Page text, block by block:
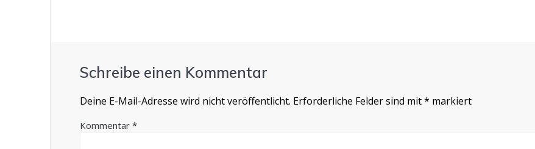
Schreibe einen Kommentar
Deine E-Mail-Adresse wird nicht veröffentlicht. Erforderliche Felder sind mit* markiert
Kommentar*